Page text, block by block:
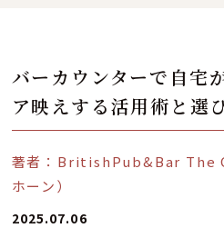
バーカウンターで自宅
ア映えする活用術と選
著者：BritishPub&Bar The
ホーン）
2025.07.06